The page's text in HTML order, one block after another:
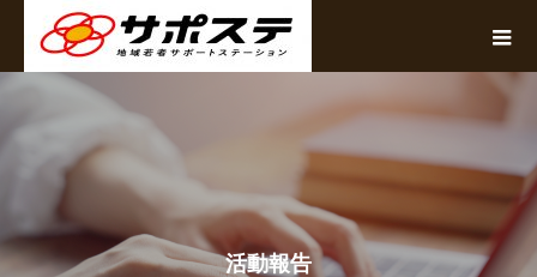
活動報告